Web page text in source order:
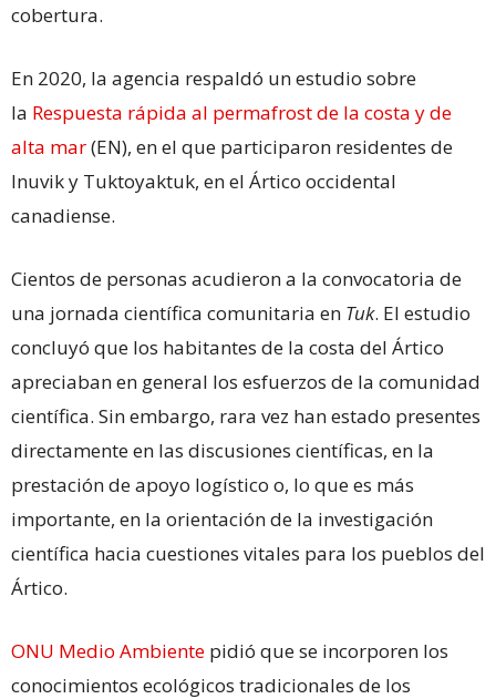
cobertura.
En 2020, la agencia respaldó un estudio sobre
la Respuesta rápida al permafrost de la costa y de
alta mar(EN), en el que participaron residentes de
Inuvik y Tuktoyaktuk, en el Ártico occidental
canadiense.
Cientos de personas acudieron a la convocatoria de
una jornada científica comunitaria en Tuk. El estudio
concluyó que los habitantes de la costa del Ártico
apreciaban en general los esfuerzos de la comunidad
científica. Sin embargo, rara vez han estado presentes
directamente en las discusiones científicas, en la
prestación de apoyo logístico o, lo que es más
importante, en la orientación de la investigación
científica hacia cuestiones vitales para los pueblos del
Ártico.
ONU Medio Ambiente pidió que se incorporen los
conocimientos ecológicos tradicionales de los